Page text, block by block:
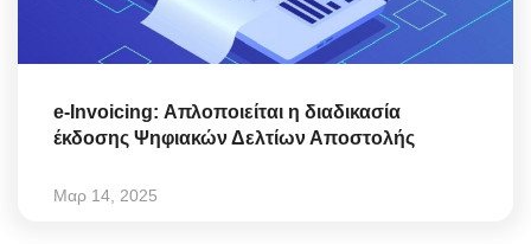
e-Invoicing: Απλοποιείται η διαδικασία
έκδοσης Ψηφιακών Δελτίων Αποστολής
Μαρ 14, 2025